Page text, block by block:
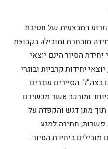
המבצעית של חטיבת
מובחרת ומובילה בקבוצת
יחידת הסיור הינם יוצאי
יחידות קרביות ובוגרי
בצה”ל. הסיירים עוברים
ומורכב אשר מכשירם
תוך מתן דגש והקפדה על
פשרות, חתירה למגע
מובילים ביחידת הסיור.